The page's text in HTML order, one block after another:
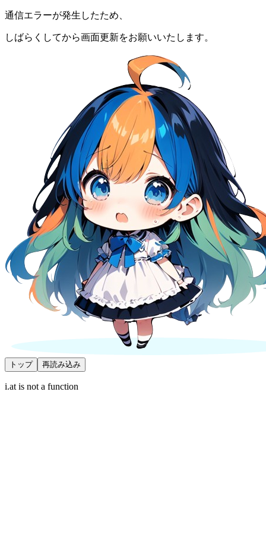
通信エラーが発生したため、
しばらくしてから画面更新をお願いいたします。
トップ 再読み込み
i.at is not a function